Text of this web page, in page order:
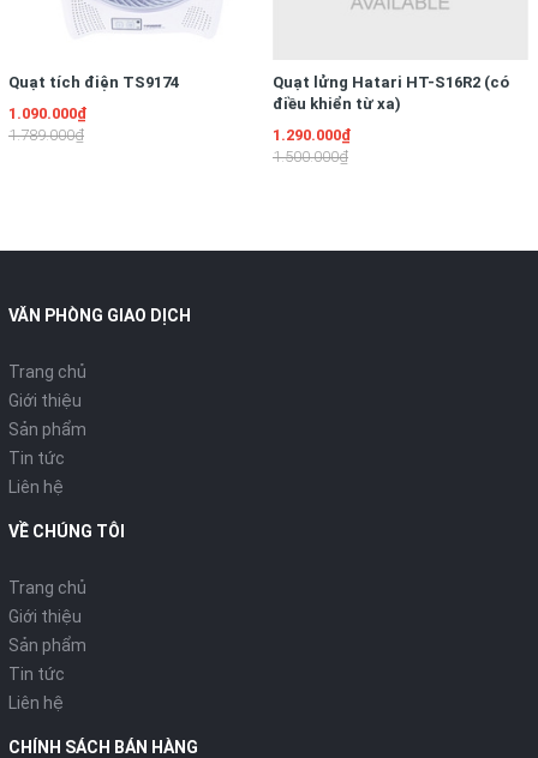
Quạt tích điện TS9174
1.090.000₫
1.789.000₫
Quạt lửng Hatari HT-S16R2 (có
điều khiển từ xa)
1.290.000₫
1.500.000₫
VĂN PHÒNG GIAO DỊCH
Trang chủ
Giới thiệu
Sản phẩm
Tin tức
Liên hệ
VỀ CHÚNG TÔI
Trang chủ
Giới thiệu
Sản phẩm
Tin tức
Liên hệ
CHÍNH SÁCH BÁN HÀNG